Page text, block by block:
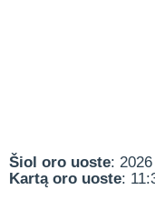
Šiol oro uoste:
Kartą oro uoste: